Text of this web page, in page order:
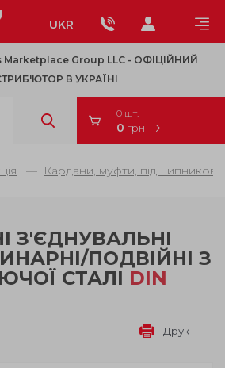
UKR
Group LLC - OФІЦІЙНИЙ
В УКРАЇНІ
0 шт.
0 грн
Кардани, муфти, підшипникові
З'ЄДНУВАЛЬНІ
ПОДВІЙНІ З
СТАЛІ DIN
Друк